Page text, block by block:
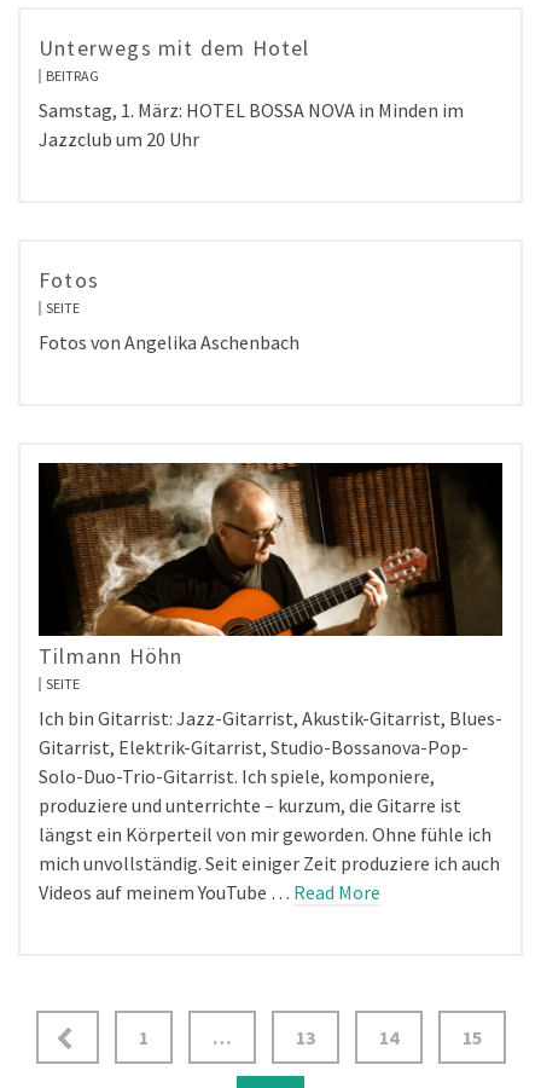
Unterwegs mit dem Hotel
BEITRAG
Samstag, 1. März: HOTEL BOSSA NOVA in Minden im
Jazzclub um 20 Uhr
Fotos
SEITE
Fotos von Angelika Aschenbach
Tilmann Höhn
SEITE
Ich bin Gitarrist: Jazz-Gitarrist, Akustik-Gitarrist, Blues-
Gitarrist, Elektrik-Gitarrist, Studio-Bossanova-Pop-
Solo-Duo-Trio-Gitarrist. Ich spiele, komponiere,
produziere und unterrichte – kurzum, die Gitarre ist
längst ein Körperteil von mir geworden. Ohne fühle ich
mich unvollständig. Seit einiger Zeit produziere ich auch
Videos auf meinem YouTube … Read More
Seitennummerierung
der
1 … 13 14 15